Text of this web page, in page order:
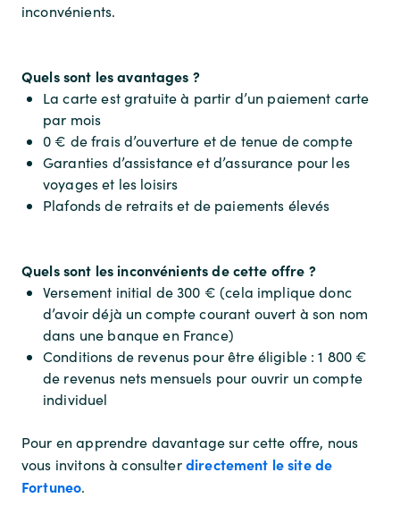
inconvénients.
Quels sont les avantages ?
La carte est gratuite à partir d’un paiement carte
par mois
0 € de frais d’ouverture et de tenue de compte
Garanties d’assistance et d’assurance pour les
voyages et les loisirs
Plafonds de retraits et de paiements élevés
Quels sont les inconvénients de cette offre ?
Versement initial de 300 € (cela implique donc
d’avoir déjà un compte courant ouvert à son nom
dans une banque en France)
Conditions de revenus pour être éligible : 1 800 €
de revenus nets mensuels pour ouvrir un compte
individuel
Pour en apprendre davantage sur cette offre, nous
vous invitons à consulterdirectement le site de
Fortuneo.